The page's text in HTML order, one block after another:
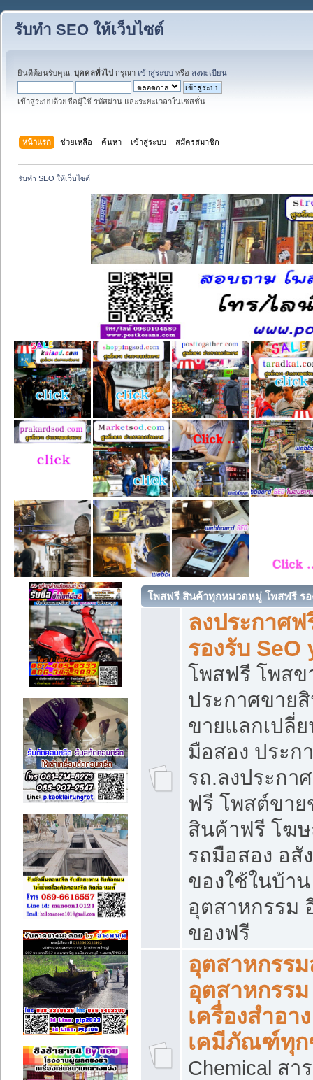
รับทำ SEO ให้เว็บไซต์
ยินดีต้อนรับคุณ, บุคคลทั่วไป กรุณา เข้าสู่ระบบ หรือ ลงทะเบียน
เข้าสู่ระบบด้วยชื่อผู้ใช้ รหัสผ่าน และระยะเวลาในเซสชั่น
หน้าแรก ช่วยเหลือ ค้นหา เข้าสู่ระบบ สมัครสมาชิก
รับทำ SEO ให้เว็บไซต์
โพสฟรี สินค้าทุกหมวดหมู่ โพสฟรี รอ
ลงประกาศ
รองรับ
โพสฟรี โพสข
ประกาศขาย
ขายแลกเปลี่
มือสอง ประก
รถ.ลงประกา
ฟรี โพสต์ขา
สินค้าฟรี โฆ
รถมือสอง อสั
ของใช้ในบ้า
อุตสาหกรรม
ของฟรี
อุตสาหกรรม
อุตสาหกรรม
เครื่องสำอา
เคมีภัณฑ์ทุ
Chemical สา